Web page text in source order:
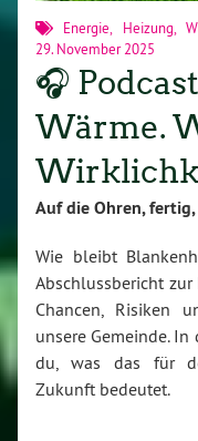
Energie Heizung ,
29. November 2025
🎧 Podcast
Wärme.
Auf die Ohren, fertig,
Wie bleibt
Abschlussbericht
Chancen, Risiken
unsere Gemeinde.
du, was das für
Zukunft bedeutet.